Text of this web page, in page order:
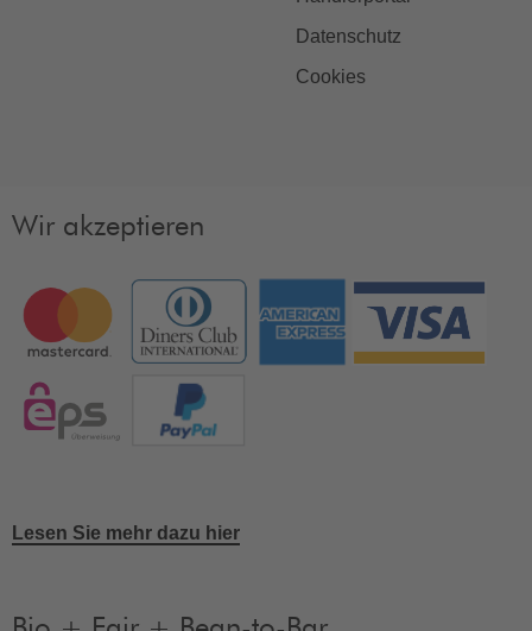
Datenschutz
Cookies
Wir akzeptieren
Lesen Sie mehr dazu hier